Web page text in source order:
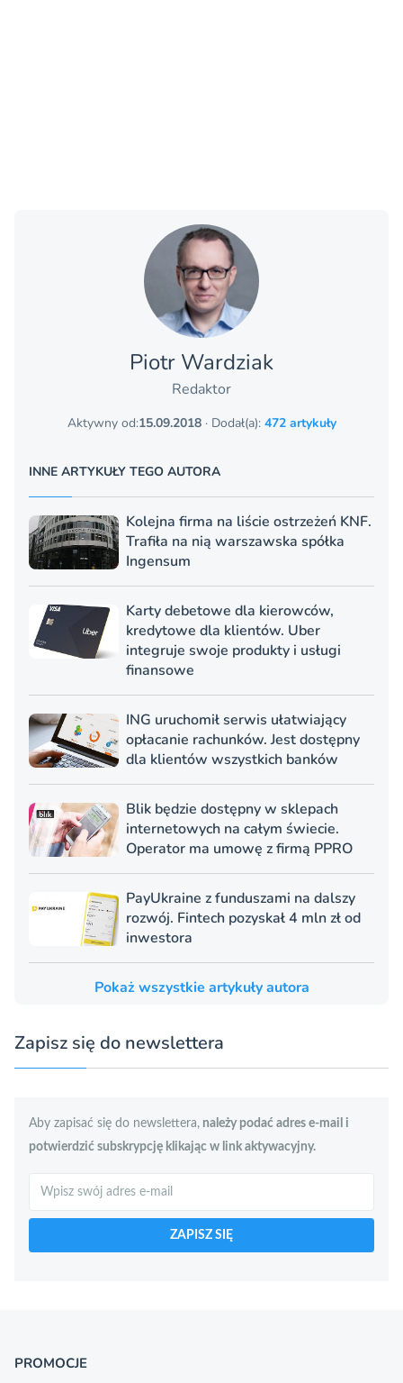
Piotr Wardziak
Redaktor
Aktywny od:15.09.2018· Dodał(a): 472 artykuły
INNE ARTYKUŁY TEGO AUTORA
Kolejna firma na liście ostrzeżeń KNF.
Trafiła na nią warszawska spółka
Ingensum
Karty debetowe dla kierowców,
kredytowe dla klientów. Uber
integruje swoje produkty i usługi
finansowe
ING uruchomił serwis ułatwiający
opłacanie rachunków. Jest dostępny
dla klientów wszystkich banków
Blik będzie dostępny w sklepach
internetowych na całym świecie.
Operator ma umowę z firmą PPRO
PayUkraine z funduszami na dalszy
rozwój. Fintech pozyskał 4 mln zł od
inwestora
Pokaż wszystkie artykuły autora
Zapisz się do newslettera
Aby zapisać się do newslettera, należy podać adres e-mail i
potwierdzić subskrypcję klikając w link aktywacyjny.
ZAPISZ SIĘ
PROMOCJE